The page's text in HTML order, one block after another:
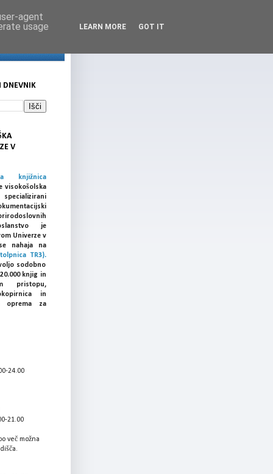
DNEVNIK
V
knjižnica
visokošolska
je
Univerze v
nahaja na
TR3).
sodobno
knjig in
pristopu,
in
oprema za
24.00
21.00
več možna
agent
usage
LEARN MORE GOT IT